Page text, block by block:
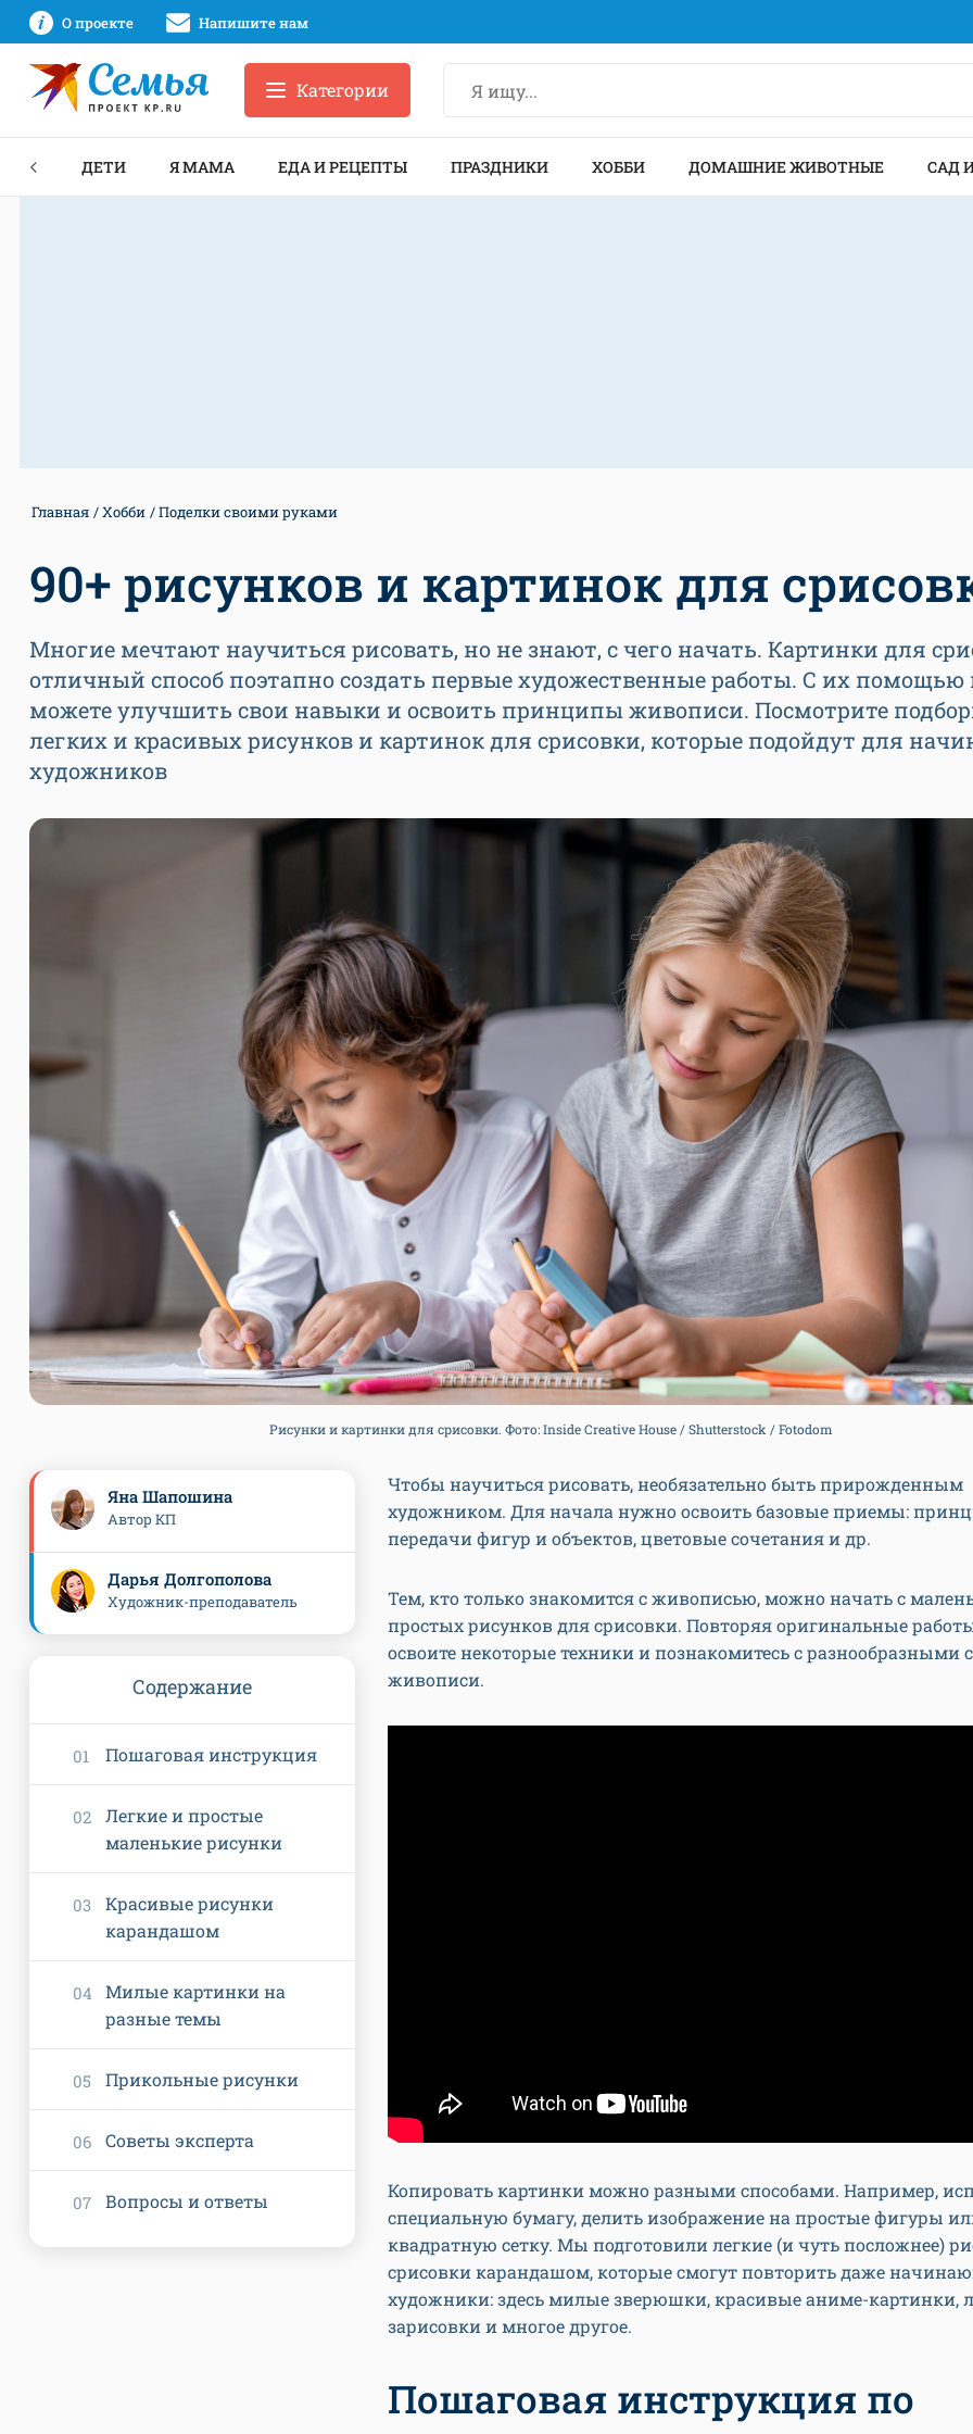
О проекте Напишите нам
Категории
ДЕТИ Я МАМА ЕДА И РЕЦЕПТЫ ПРАЗДНИКИ ХОББИ ДОМАШНИЕ ЖИВОТНЫЕ САД
Главная Хобби Поделки своими руками
90+ рисунков и картинок для
Многие мечтают научиться рисовать, но не знают, с чего начать. Картинки для
отличный способ поэтапно создать первые художественные работы. С их
можете улучшить свои навыки и освоить принципы живописи. Посмотрите
легких и красивых рисунков и картинок для срисовки, которые подойдут для
художников
Рисунки и картинки для срисовки. Фото: Inside Creative House / Shutterstock / Fotodom
Чтобы научиться рисовать, необязательно быть прирожденным
художником. Для начала нужно освоить базовые приемы:
передачи фигур и объектов, цветовые сочетания и др.
Тем, кто только знакомится с живописью, можно начать с
простых рисунков для срисовки. Повторяя оригинальные
освоите некоторые техники и познакомитесь с разнообразными
живописи.
Копировать картинки можно разными способами. Например,
специальную бумагу, делить изображение на простые фигуры
квадратную сетку. Мы подготовили легкие (и чуть посложнее)
срисовки карандашом, которые смогут повторить даже
художники: здесь милые зверюшки, красивые аниме-картинки,
зарисовки и многое другое.
Пошаговая инструкция по
Яна Шапошина
Автор КП
Дарья Долгополова
Художник-преподаватель
Содержание
Пошаговая инструкция
Легкие и простые
маленькие рисунки
Красивые рисунки
карандашом
Милые картинки на
разные темы
Прикольные рисунки
Советы эксперта
Вопросы и ответы